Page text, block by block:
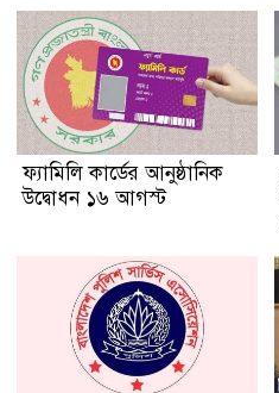
ফ্যামিলি কার্ডের আনুষ্ঠানিক
উদ্বোধন ১৬ আগস্ট